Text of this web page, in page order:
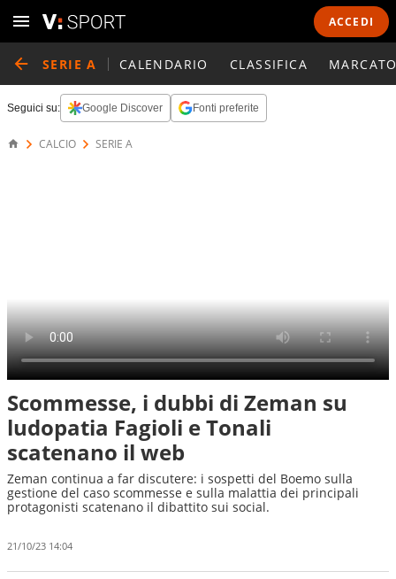
ACCEDI
SERIE A CALENDARIO CLASSIFICA
Seguici su: Google Discover Fonti preferite
CALCIO SERIE A
Scommesse, i dubbi di Zeman su
ludopatia Fagioli e Tonali
scatenano il web
Zeman continua a far discutere: i sospetti del Boemo sulla
gestione del caso scommesse e sulla malattia dei principali
protagonisti scatenano il dibattito sui social.
21/10/23 14:04